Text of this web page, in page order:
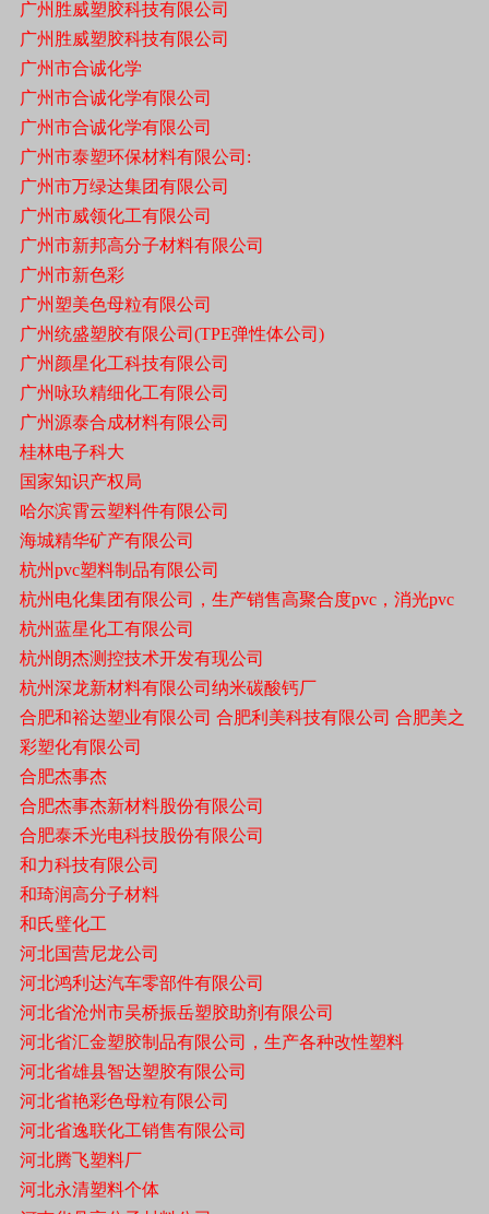
广州胜威塑胶科技有限公司
广州胜威塑胶科技有限公司
广州市合诚化学
广州市合诚化学有限公司
广州市合诚化学有限公司
广州市泰塑环保材料有限公司:
广州市万绿达集团有限公司
广州市威领化工有限公司
广州市新邦高分子材料有限公司
广州市新色彩
广州塑美色母粒有限公司
广州统盛塑胶有限公司(TPE弹性体公司)
广州颜星化工科技有限公司
广州咏玖精细化工有限公司
广州源泰合成材料有限公司
桂林电子科大
国家知识产权局
哈尔滨霄云塑料件有限公司
海城精华矿产有限公司
杭州pvc塑料制品有限公司
杭州电化集团有限公司，生产销售高聚合度pvc，消光pvc
杭州蓝星化工有限公司
杭州朗杰测控技术开发有现公司
杭州深龙新材料有限公司纳米碳酸钙厂
合肥和裕达塑业有限公司 合肥利美科技有限公司 合肥美之
彩塑化有限公司
合肥杰事杰
合肥杰事杰新材料股份有限公司
合肥泰禾光电科技股份有限公司
和力科技有限公司
和琦润高分子材料
和氏璧化工
河北国营尼龙公司
河北鸿利达汽车零部件有限公司
河北省沧州市吴桥振岳塑胶助剂有限公司
河北省汇金塑胶制品有限公司，生产各种改性塑料
河北省雄县智达塑胶有限公司
河北省艳彩色母粒有限公司
河北省逸联化工销售有限公司
河北腾飞塑料厂
河北永清塑料个体